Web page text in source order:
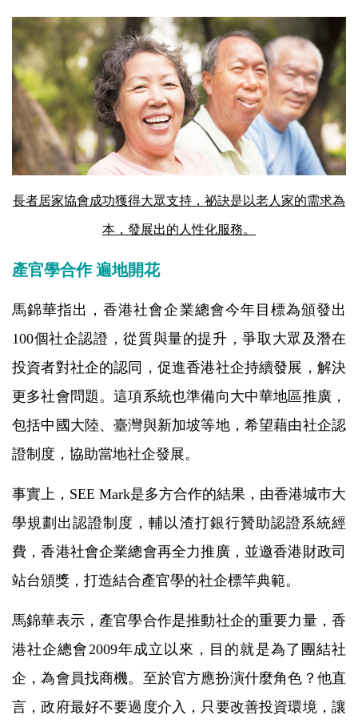
長者居家協會成功獲得大眾支持，祕訣是以老人家的需求為
本，發展出的人性化服務。
產官學合作 遍地開花
馬錦華指出，香港社會企業總會今年目標為頒發出
100個社企認證，從質與量的提升，爭取大眾及潛在
投資者對社企的認同，促進香港社企持續發展，解決
更多社會問題。這項系統也準備向大中華地區推廣，
包括中國大陸、臺灣與新加坡等地，希望藉由社企認
證制度，協助當地社企發展。
事實上，SEE Mark是多方合作的結果，由香港城巿大
學規劃出認證制度，輔以渣打銀行贊助認證系統經
費，香港社會企業總會再全力推廣，並邀香港財政司
站台頒獎，打造結合產官學的社企標竿典範。
馬錦華表示，產官學合作是推動社企的重要力量，香
港社企總會2009年成立以來，目的就是為了團結社
企，為會員找商機。至於官方應扮演什麼角色？他直
言，政府最好不要過度介入，只要改善投資環境，讓